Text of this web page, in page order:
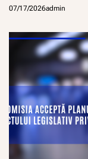
07/17/2026admin